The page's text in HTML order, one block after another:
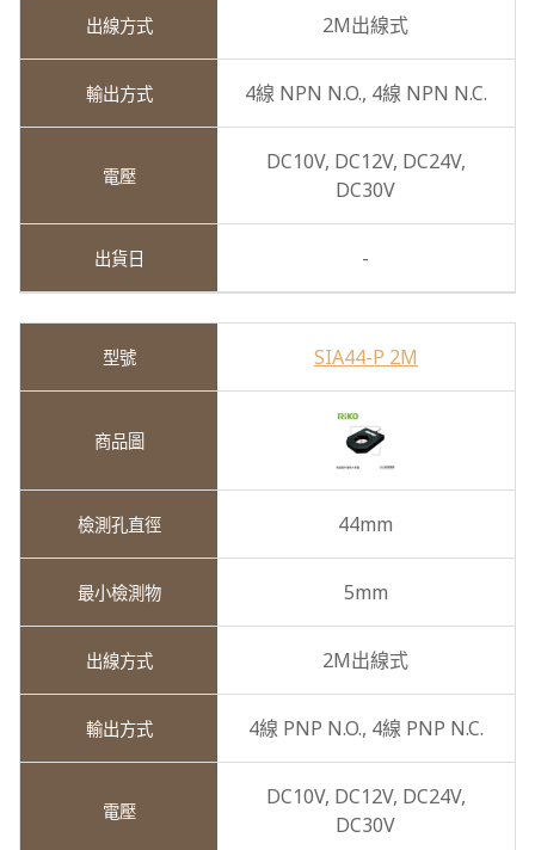
2M出線式
4線 NPN N.O., 4線 NPN N.C.
DC10V, DC12V, DC24V,
DC30V
-
SIA44-P 2M
44mm
5mm
2M出線式
4線 PNP N.O., 4線 PNP N.C.
DC10V, DC12V, DC24V,
DC30V